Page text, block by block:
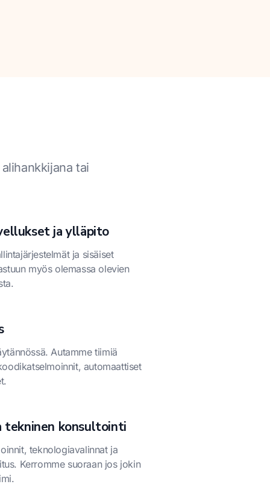
tai
ja ylläpito
ja sisäiset
myös olemassa olevien
Autamme tiimiä
automaattiset
tekninen konsultointi
teknologiavalinnat ja
Kerromme suoraan jos jokin